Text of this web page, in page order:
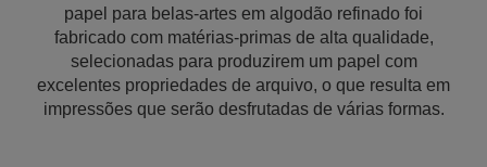
papel para belas-artes em algodão refinado foi
fabricado com matérias-primas de alta qualidade,
selecionadas para produzirem um papel com
excelentes propriedades de arquivo, o que resulta em
impressões que serão desfrutadas de várias formas.